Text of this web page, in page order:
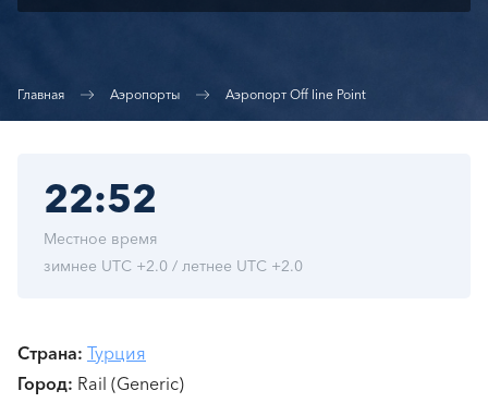
Главная Аэропорты Аэропорт Off line Point
22:52
Местное время
зимнее UTC +2.0 / летнее UTC +2.0
Страна Турция
Город Rail (Generic)